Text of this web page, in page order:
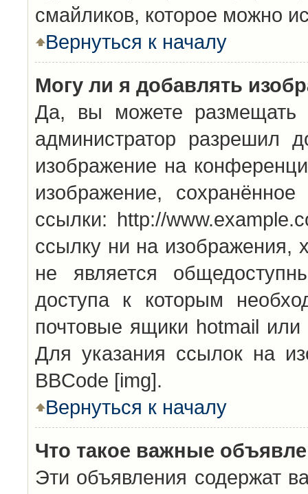
смайликов, которое можно
Вернуться к началу
Могу ли я добавлять
Да, вы можете размещать
администратор разрешил
изображение на
изображение,
ссылки: http://
ссылку ни на
не является
доступа к которым
почтовые ящики hotmail
Для указания ссылок на
BBCode [img].
Вернуться к началу
Что такое важные
Эти объявления содержат